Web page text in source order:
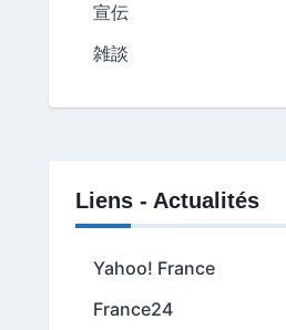
宣伝
雑談
Liens - Actualités
Yahoo! France
France24